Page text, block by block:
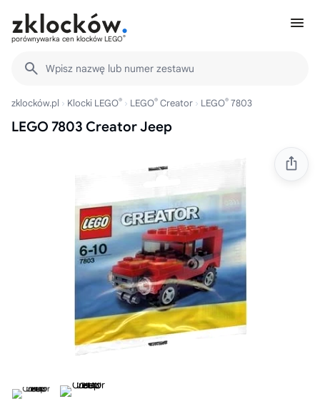
porównywarka cen klocków LEGO®
Wpisz nazwę lub numer zestawu
zklocków.pl Klocki LEGO® LEGO® Creator LEGO® 7803
LEGO 7803 Creator Jeep